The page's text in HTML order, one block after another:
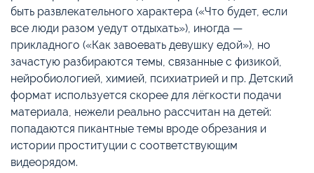
быть развлекательного характера («Что будет, если
все люди разом уедут отдыхать»), иногда —
прикладного («Как завоевать девушку едой»), но
зачастую разбираются темы, связанные с физикой,
нейробиологией, химией, психиатрией и пр. Детский
формат используется скорее для лёгкости подачи
материала, нежели реально рассчитан на детей:
попадаются пикантные темы вроде обрезания и
истории проституции с соответствующим
видеорядом.